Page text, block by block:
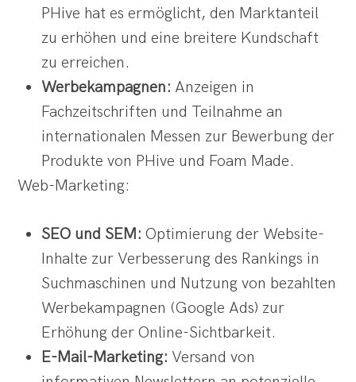
PHive hat es ermöglicht, den Marktanteil
zu erhöhen und eine breitere Kundschaft
zu erreichen.
Werbekampagnen: Anzeigen in
Fachzeitschriften und Teilnahme an
internationalen Messen zur Bewerbung der
Produkte von PHive und Foam Made.
Web-Marketing:
SEO und SEM: Optimierung der Website-
Inhalte zur Verbesserung des Rankings in
Suchmaschinen und Nutzung von bezahlten
Werbekampagnen (Google Ads) zur
Erhöhung der Online-Sichtbarkeit.
E-Mail-Marketing: Versand von